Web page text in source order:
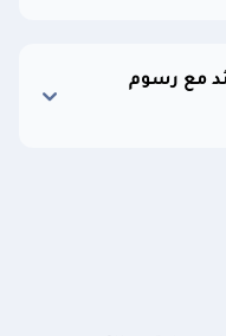
مع رسوم